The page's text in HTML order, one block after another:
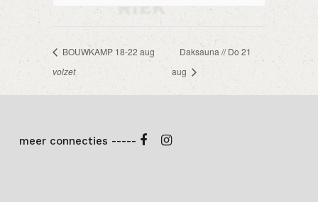
BOUWKAMP 18-22 aug
volzet
Daksauna // Do 21
aug
meer connecties -----